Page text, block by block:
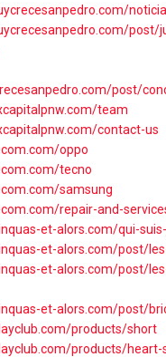
post/
post/
team
contact-us
oppo
tecno
samsung
repair-and-
et-alors.com/qui-
et-alors.com/post/
et-alors.com/post/
et-alors.com/post/
products/short
products/heart-